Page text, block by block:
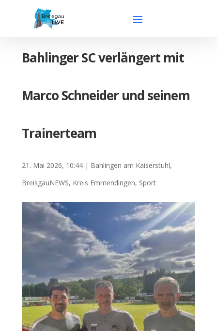
Bahlinger SC verlängert mit
Marco Schneider und seinem
Trainerteam
21. Mai 2026, 10:44| Bahlingen am Kaiserstuhl,
BreisgauNEWS, Kreis Emmendingen, Sport